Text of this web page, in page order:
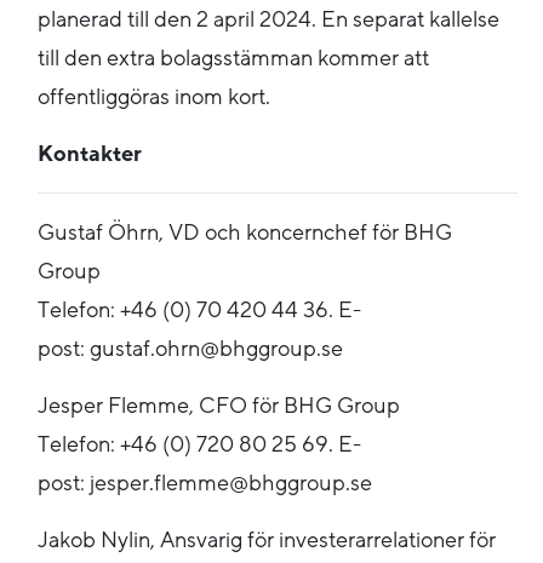
planerad till den 2 april 2024. En separat kallelse
till den extra bolagsstämman kommer att
offentliggöras inom kort.
Kontakter
Gustaf Öhrn, VD och koncernchef för BHG
Group
Telefon: +46 (0) 70 420 44 36. E-
post: gustaf.ohrn@bhggroup.se
Jesper Flemme, CFO för BHG Group
Telefon: +46 (0) 720 80 25 69. E-
post: jesper.flemme@bhggroup.se
Jakob Nylin, Ansvarig för investerarrelationer för